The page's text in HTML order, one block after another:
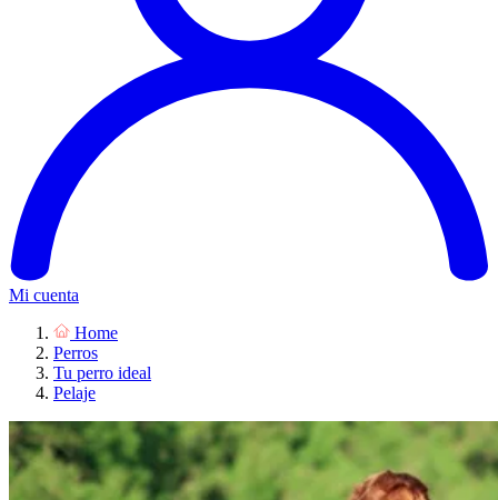
Mi cuenta
Home
Perros
Tu perro ideal
Pelaje